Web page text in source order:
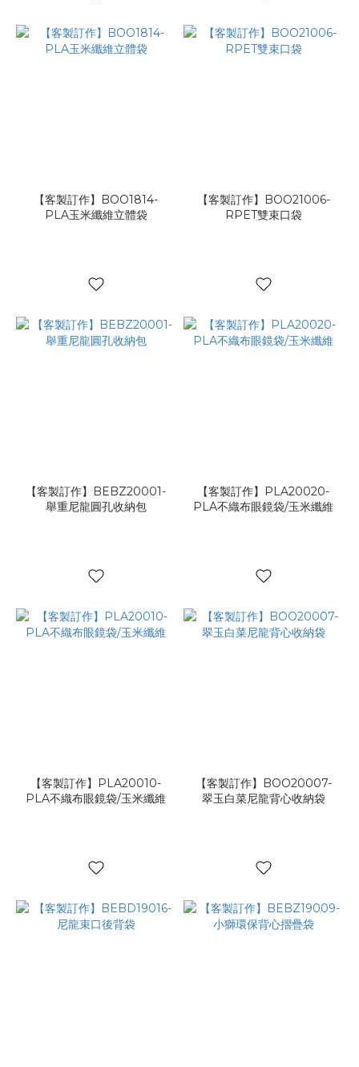
【客製訂作】BOO1814-
PLA玉米纖維立體袋
【客製訂作】BOO21006-
RPET雙束口袋
【客製訂作】BEBZ20001-
舉重尼龍圓孔收納包
【客製訂作】PLA20020-
PLA不織布眼鏡袋/玉米纖維
【客製訂作】PLA20010-
PLA不織布眼鏡袋/玉米纖維
【客製訂作】BOO20007-
翠玉白菜尼龍背心收納袋